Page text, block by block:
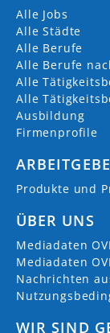
Alle Jobs
Alle Städte
Alle Berufe
Alle Berufe
Alle
Alle
Ausbildung
Firmenprofile
Produkte und
ÜBER UNS
Mediadaten
Mediadaten
Nachrichten
WIR SIND